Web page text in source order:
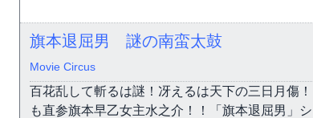
旗本退屈男 謎の南蛮太鼓
Movie Circus
百花乱して斬るは謎！冴えるは天下の三日月傷
も直参旗本早乙女主水之介！！「旗本退屈男」